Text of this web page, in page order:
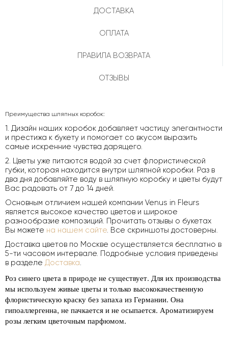
ДОСТАВКА
ОПЛАТА
ПРАВИЛА ВОЗВРАТА
ОТЗЫВЫ
Преимущества шляпных коробок:
1. Дизайн наших коробок добавляет частицу элегантности
и престижа к букету и помогает со вкусом выразить
самые искренние чувства дарящего.
2. Цветы уже питаются водой за счет флористической
губки, которая находится внутри шляпной коробки. Раз в
два дня добавляйте воду в шляпную коробку и цветы будут
Вас радовать от 7 до 14 дней.
Основным отличием нашей компании Venus in Fleurs
является высокое качество цветов и широкое
разнообразие композиций. Прочитать отзывы о букетах
Вы можете на нашем сайте. Все скриншоты достоверны.
Доставка цветов по Москве осуществляется бесплатно в
5-ти часовом интервале. Подробные условия приведены
в разделе Доставка.
Роз синего цвета в природе не существует. Для их производства
мы используем живые цветы и только высококачественную
флористическую краску без запаха из Германии. Она
гипоаллергенна, не пачкается и не осыпается. Ароматизируем
розы легким цветочным парфюмом.